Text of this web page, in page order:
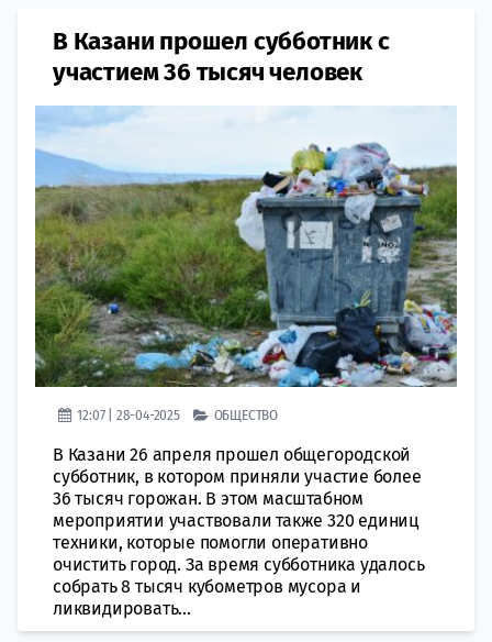
В Казани прошел субботник с
участием 36 тысяч человек
12:07 | 28-04-2025 ОБЩЕСТВО
В Казани 26 апреля прошел общегородской
субботник, в котором приняли участие более
36 тысяч горожан. В этом масштабном
мероприятии участвовали также 320 единиц
техники, которые помогли оперативно
очистить город. За время субботника удалось
собрать 8 тысяч кубометров мусора и
ликвидировать...